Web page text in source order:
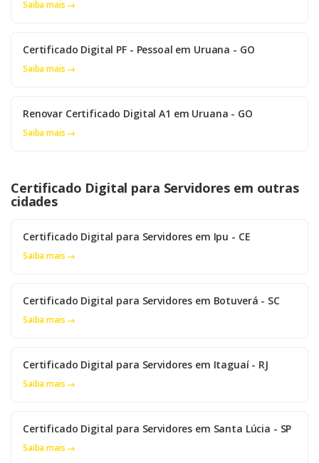
Saiba mais →
Certificado Digital PF - Pessoal em Uruana - GO
Saiba mais →
Renovar Certificado Digital A1 em Uruana - GO
Saiba mais →
Certificado Digital para Servidores em outras
cidades
Certificado Digital para Servidores em Ipu - CE
Saiba mais →
Certificado Digital para Servidores em Botuverá - SC
Saiba mais →
Certificado Digital para Servidores em Itaguaí - RJ
Saiba mais →
Certificado Digital para Servidores em Santa Lúcia - SP
Saiba mais →